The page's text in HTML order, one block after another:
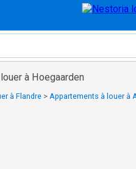
à Hoegaarden
à Flandre > Appartements à louer à